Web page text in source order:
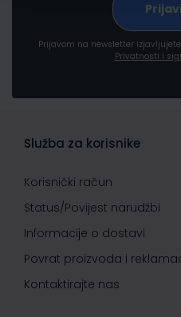
Prijavom na newsletter
Privatnosti i
Služba za korisnike
Korisnički račun
Status/Povijest narudžbi
Informacije o dostavi
Povrat proizvoda i
Kontaktirajte nas